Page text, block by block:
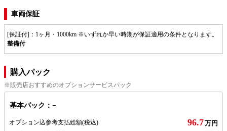
車両保証
[保証付]：1ヶ月・1000km ※いずれか早い時期が保証適用の条件となります。
整備付
購入パック
※販売店おすすめのオプションサービスパック
基本パック：−
オプション込参考支払総額(税込) 96.7万円